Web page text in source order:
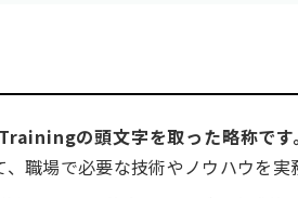
の頭文字を取った略称です
職場で必要な技術やノウハウを実